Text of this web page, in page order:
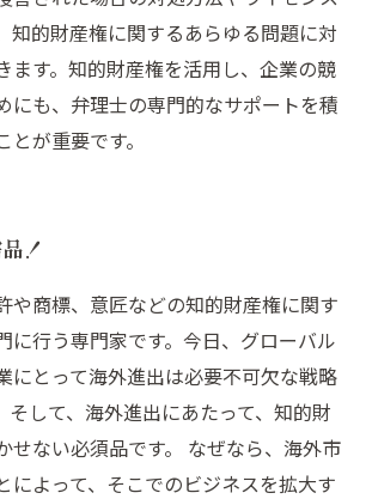
知的財産権に関するあらゆる問題に対
ます。知的財産権を活用し、企業の競
にも、弁理士の専門的なサポートを積
が重要です。
！
や商標、意匠などの知的財産権に関す
に行う専門家です。今日、グローバル
にとって海外進出は必要不可欠な戦略
そして、海外進出にあたって、知的財
せない必須品です。 なぜなら、海外市
によって、そこでのビジネスを拡大す